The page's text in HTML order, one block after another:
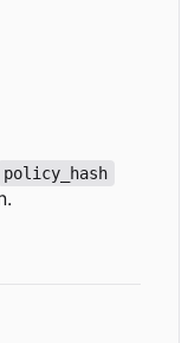
policy_hash